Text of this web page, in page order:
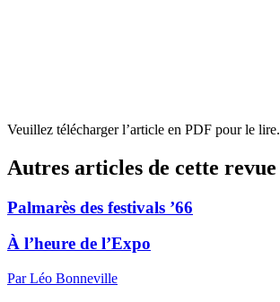
Veuillez télécharger l’article en PDF pour le lire.
Autres articles de cette revue
Palmarès des festivals ’66
À l’heure de l’Expo
Par Léo Bonneville